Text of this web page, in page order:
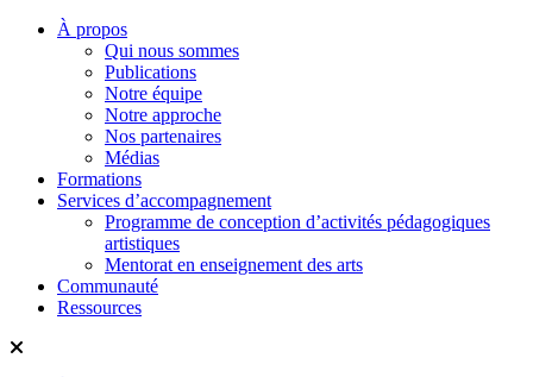
À propos
Qui nous sommes
Publications
Notre équipe
Notre approche
Nos partenaires
Médias
Formations
Services d’accompagnement
Programme de conception d’activités pédagogiques
artistiques
Mentorat en enseignement des arts
Communauté
Ressources